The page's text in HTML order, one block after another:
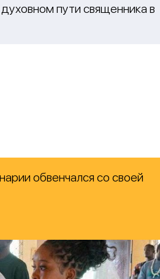
пути священника в
обвенчался со своей